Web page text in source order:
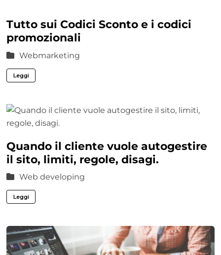
Tutto sui Codici Sconto e i codici
promozionali
Webmarketing
Leggi
Quando il cliente vuole autogestire
il sito, limiti, regole, disagi.
Web developing
Leggi